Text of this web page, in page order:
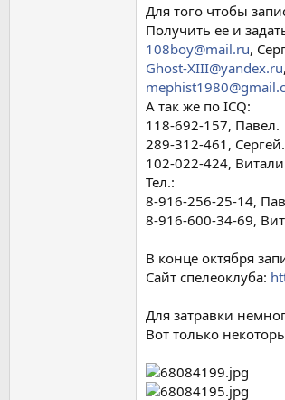
Для того чтобы
Получить ее и
108boy@mail.ru,
Ghost-XIII@yandex.ru
А так же по ICQ:
118-692-157, Павел.
289-312-461, Сергей.
102-022-424,
Тел.:
8-916-256-25-14,
8-916-600-34-69,
В конце октября
Сайт спелеоклуба:
Для затравки
Вот только